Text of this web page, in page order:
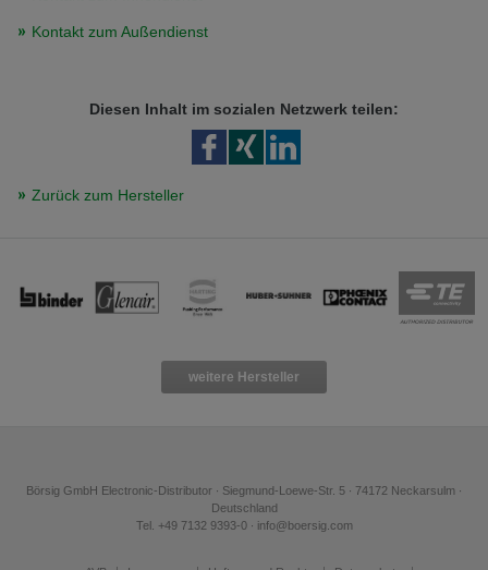
Kontakt zum Außendienst
Diesen Inhalt im sozialen Netzwerk teilen:
Zurück zum Hersteller
weitere Hersteller
Börsig GmbH Electronic-Distributor ∙ Siegmund-Loewe-Str. 5 ∙ 74172 Neckarsulm ∙
Deutschland
Tel. +49 7132 9393-0 ∙ info@boersig.com